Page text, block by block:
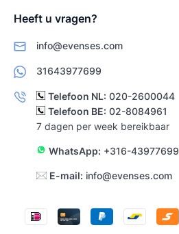
Heeft u vragen?
info@evenses.com
31643977699
Telefoon NL: 020-2600044
Telefoon BE: 02-8084961
7 dagen per week bereikbaar
WhatsApp: +316-43977699
E-mail: info@evenses.com